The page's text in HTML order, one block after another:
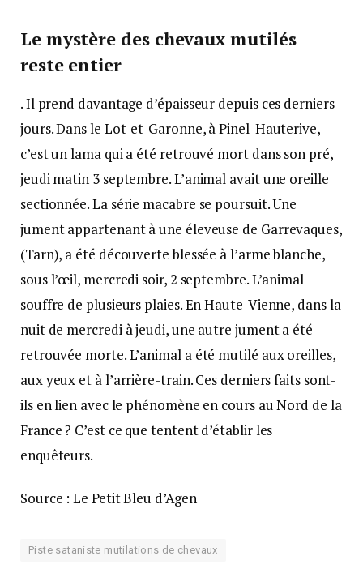
Le mystère des chevaux mutilés
reste entier
. Il prend davantage d’épaisseur depuis ces derniers
jours. Dans le Lot-et-Garonne, à Pinel-Hauterive,
c’est un lama qui a été retrouvé mort dans son pré,
jeudi matin 3 septembre. L’animal avait une oreille
sectionnée. La série macabre se poursuit. Une
jument appartenant à une éleveuse de Garrevaques,
(Tarn), a été découverte blessée à l’arme blanche,
sous l’œil, mercredi soir, 2 septembre. L’animal
souffre de plusieurs plaies. En Haute-Vienne, dans la
nuit de mercredi à jeudi, une autre jument a été
retrouvée morte. L’animal a été mutilé aux oreilles,
aux yeux et à l’arrière-train. Ces derniers faits sont-
ils en lien avec le phénomène en cours au Nord de la
France ? C’est ce que tentent d’établir les
enquêteurs.
Source : Le Petit Bleu d’Agen
Piste sataniste mutilations de chevaux